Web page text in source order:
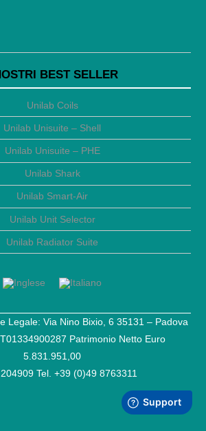
BEST SELLER
Unilab Coils
Unilab Unisuite – Shell
Unilab Unisuite – PHE
Unilab Shark
Unilab Smart-Air
Unilab Unit Selector
Unilab Radiator Suite
Legale: Via Nino Bixio, 6 35131 – Padova
Patrimonio Netto Euro
5.831.951,00
Tel. +39 (0)49 8763311